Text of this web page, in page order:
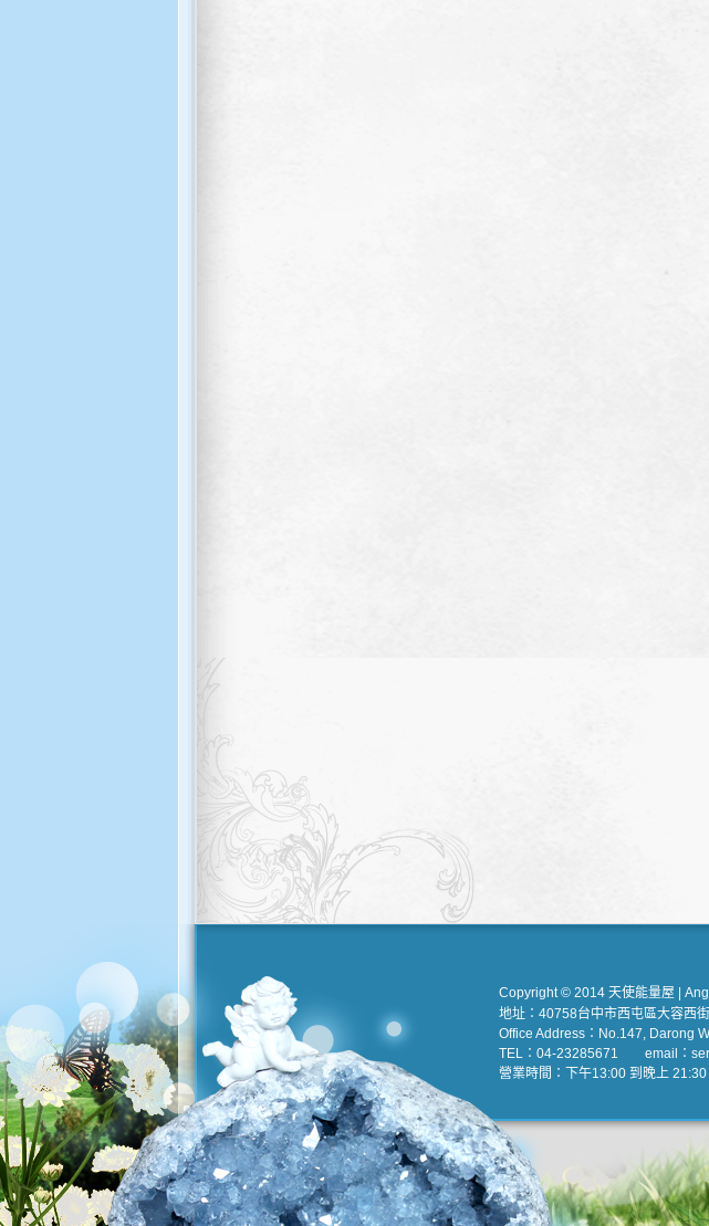
Copyright © 2014 天使能量屋 |
地址：40758台中市西屯區大容西
Office Address：No.147, Darong
TEL：04-23285671 email：
營業時間：下午13:00 到晚上